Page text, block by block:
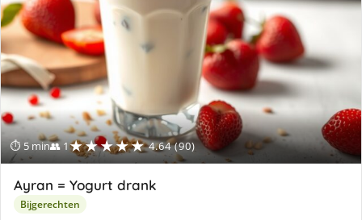
⏱ 5 min👥 1★★★★★ 4.64 (90)
Ayran = Yogurt drank
Bijgerechten